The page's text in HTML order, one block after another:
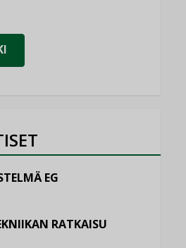
EG
RATKAISU